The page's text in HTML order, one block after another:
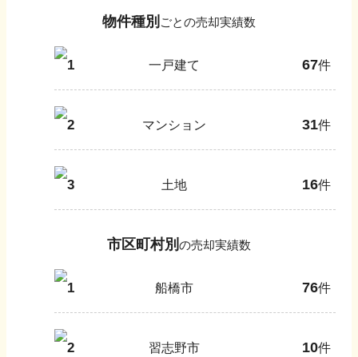
物件種別 ごとの売却実績数
1 一戸建て 67件
2 マンション 31件
3 土地 16件
市区町村別 の売却実績数
1 船橋市 76件
2 習志野市 10件